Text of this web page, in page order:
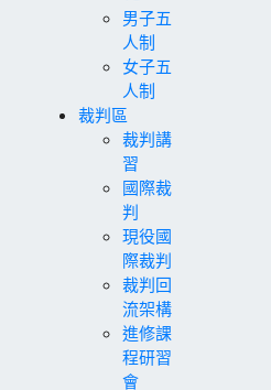
男子五
人制
女子五
人制
裁判區
裁判講
習
國際裁
判
現役國
際裁判
裁判回
流架構
進修課
程研習
會